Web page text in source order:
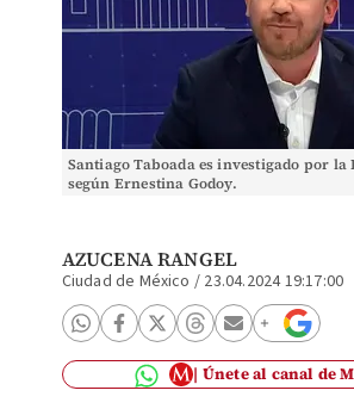
Santiago Taboada es investigado por la
según Ernestina Godoy.
AZUCENA RANGEL
Ciudad de México / 23.04.2024 19:17:00
Únete al canal de